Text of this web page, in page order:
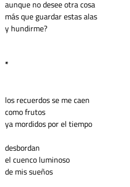
aunque no desee otra cosa
más que guardar estas alas
y hundirme?
*
los recuerdos se me caen
como frutos
ya mordidos por el tiempo
desbordan
el cuenco luminoso
de mis sueños